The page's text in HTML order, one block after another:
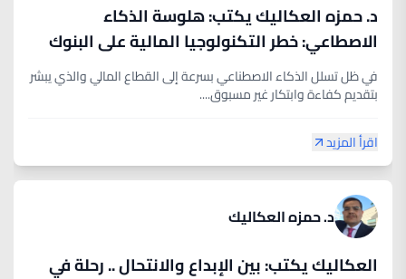
د. حمزه العكاليك يكتب: هلوسة الذكاء
الاصطاعي: خطر التكنولوجيا المالية على البنوك
في ظل تسلل الذكاء الاصطناعي بسرعة إلى القطاع المالي والذي يبشر
بتقديم كفاءة وابتكار غير مسبوق....
اقرأ المزيد
د. حمزه العكاليك
العكاليك يكتب: بين الإبداع والانتحال .. رحلة في